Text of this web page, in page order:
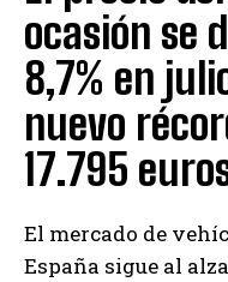
ocasión se
8,7% en
nuevo
17.795
El mercado de
España sigue al